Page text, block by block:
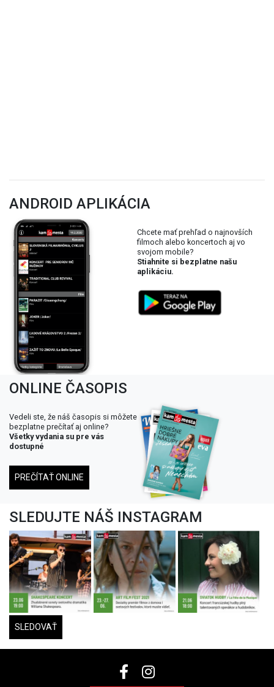
ANDROID APLIKÁCIA
Chcete mať prehľad o najnovších
filmoch alebo koncertoch aj vo
svojom mobile?
Stiahnite si bezplatne našu
aplikáciu.
ONLINE ČASOPIS
Vedeli ste, že náš časopis si môžete
bezplatne prečítať aj online?
Všetky vydania su pre vás
dostupné
PREČÍTAŤ ONLINE
SLEDUJTE NÁŠ INSTAGRAM
SLEDOVAŤ